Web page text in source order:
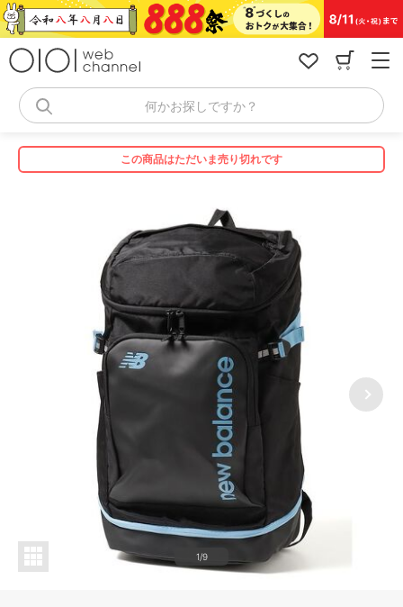
コ
ン
何かお探しですか？
この商品はただいま売り切れです
1/9